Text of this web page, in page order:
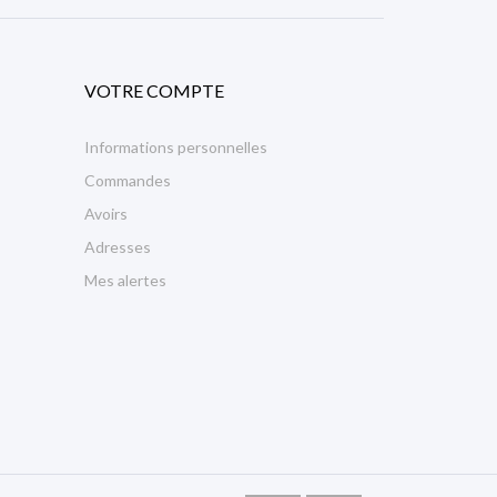
VOTRE COMPTE
Informations personnelles
Commandes
Avoirs
Adresses
Mes alertes